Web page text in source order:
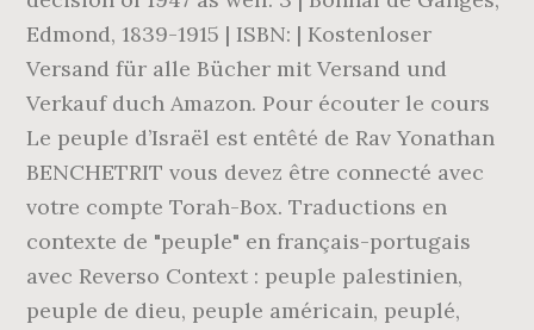
Edmond, 1839-1915 | ISBN: | Kostenloser
Versand für alle Bücher mit Versand und
Verkauf duch Amazon. Pour écouter le cours
Le peuple d’Israël est entêté de Rav Yonathan
BENCHETRIT vous devez être connecté avec
votre compte Torah-Box. Traductions en
contexte de "peuple" en français-portugais
avec Reverso Context : peuple palestinien,
peuple de dieu, peuple américain, peuplé,